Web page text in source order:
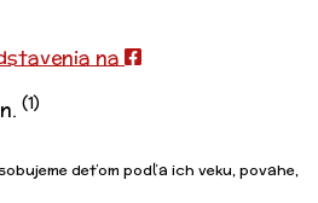
na
(1)
deťom podľa ich veku, povahe,